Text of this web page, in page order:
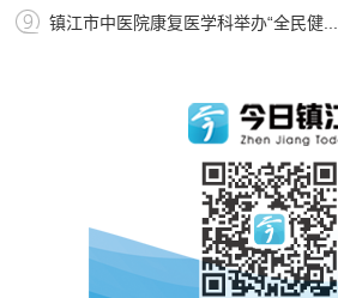
镇江市中医院康复医学科举办“全民健...